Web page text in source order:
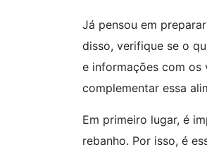
Já pensou em
disso, verifique se o
e informações com os
complementar essa
Em primeiro lugar, é
rebanho. Por isso, é